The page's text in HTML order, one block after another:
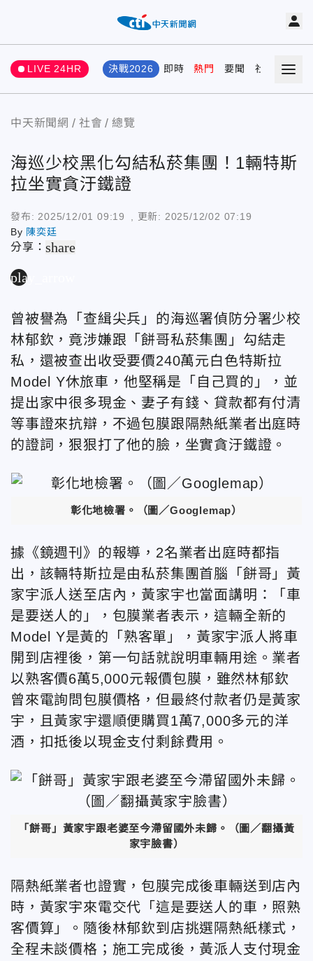
LIVE 24HR 決戰2026 即時 熱門 要聞 社會 娛樂
中天新聞網 社會 總覽
海巡少校黑化勾結私菸集團！1輛特斯
拉坐實貪汙鐵證
發布: 2025/12/01 09:19 , 更新: 2025/12/02 07:19
By 陳奕廷
分享：share
play_arrow
曾被譽為「查緝尖兵」的海巡署偵防分署少校
林郁欽，竟涉嫌跟「餅哥私菸集團」勾結走
私，還被查出收受要價240萬元白色特斯拉
Model Y休旅車，他堅稱是「自己買的」，並
提出家中很多現金、妻子有錢、貸款都有付清
等事證來抗辯，不過包膜跟隔熱紙業者出庭時
的證詞，狠狠打了他的臉，坐實貪汙鐵證。
彰化地檢署。 （圖／Googlemap）
據《鏡週刊》的報導，2名業者出庭時都指
出，該輛特斯拉是由私菸集團首腦「餅哥」黃
家宇派人送至店內，黃家宇也當面講明：「車
是要送人的」，包膜業者表示，這輛全新的
Model Y是黃的「熟客單」，黃家宇派人將車
開到店裡後，第一句話就說明車輛用途。業者
以熟客價6萬5,000元報價包膜，雖然林郁欽
曾來電詢問包膜價格，但最終付款者仍是黃家
宇，且黃家宇還順便購買1萬7,000多元的洋
酒，扣抵後以現金支付剩餘費用。
「餅哥」黃家宇跟老婆至今滯留國外未歸。
（圖／翻攝黃
家宇臉書）
隔熱紙業者也證實，包膜完成後車輛送到店內
時，黃家宇來電交代「這是要送人的車，照熟
客價算」。隨後林郁欽到店挑選隔熱紙樣式，
全程未談價格；施工完成後，黃派人支付現金